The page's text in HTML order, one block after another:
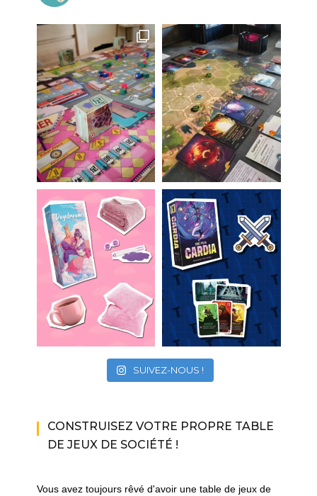
SUIVEZ-NOUS !
CONSTRUISEZ VOTRE PROPRE TABLE
DE JEUX DE SOCIÉTÉ !
Vous avez toujours rêvé d'avoir une table de jeux de